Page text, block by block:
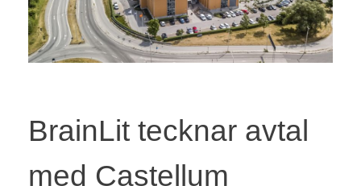
BrainLit tecknar avtal
med Castellum